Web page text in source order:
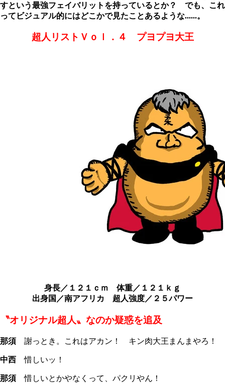
すという最強フェイバリットを持っているとか？ でも、これ
ってビジュアル的にはどこかで見たことあるような......。
超人リストＶｏｌ．４ プヨプヨ大王
身長／１２１ｃｍ 体重／１２１ｋｇ
出身国／南アフリカ 超人強度／２５パワー
〝オリジナル超人〟なのか疑惑を追及
那須 謝っとき。これはアカン！ キン肉大王まんまやろ！
中西 惜しいッ！
那須 惜しいとかやなくって、パクリやん！